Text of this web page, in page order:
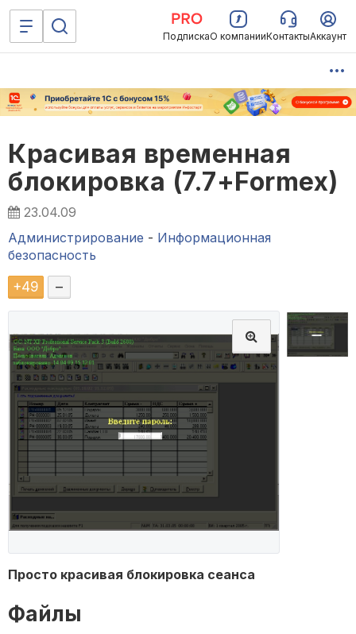
ПодпискаО компанииКонтактыАккаунт
Красивая временная
блокировка (7.7+Formex)
23.04.09
Администрирование - Информационная
безопасность
+49 –
Просто красивая блокировка сеанса
Файлы